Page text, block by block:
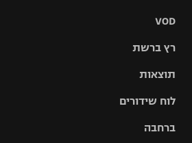
VOD
רץ ברשת
תוצאות
לוח שידורים
ברחבה